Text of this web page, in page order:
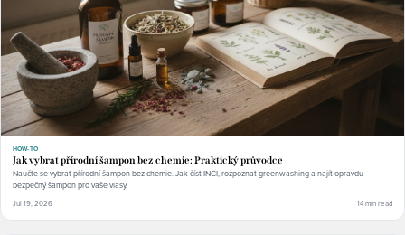
HOW-TO
Jak vybrat přírodní šampon bez chemie: Praktický průvodce
Naučte se vybrat přírodní šampon bez chemie. Jak číst INCI, rozpoznat greenwashing a najít opravdu
bezpečný šampon pro vaše vlasy.
Jul 19, 2026 14 min read